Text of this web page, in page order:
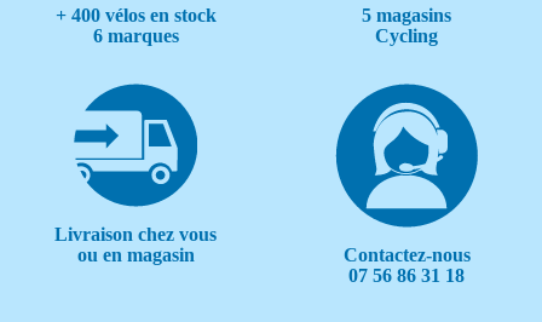
+ 400 vélos en stock
6 marques
5 magasins
Cycling
Livraison chez vous
ou en magasin
Contactez-nous
07 56 86 31 18